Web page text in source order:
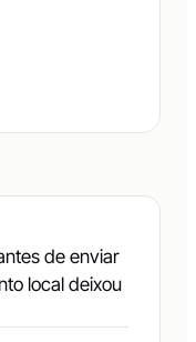
de enviar
local deixou